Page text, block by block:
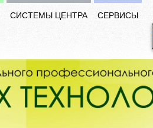
СИСТЕМЫ ЦЕНТРА СЕРВИСЫ